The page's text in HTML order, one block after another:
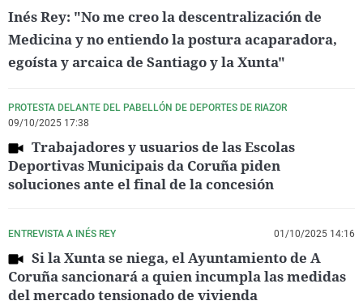
Inés Rey: "No me creo la descentralización de
Medicina y no entiendo la postura acaparadora,
egoísta y arcaica de Santiago y la Xunta"
PROTESTA DELANTE DEL PABELLÓN DE DEPORTES DE RIAZOR
09/10/2025 17:38
Trabajadores y usuarios de las Escolas
Deportivas Municipais da Coruña piden
soluciones ante el final de la concesión
ENTREVISTA A INÉS REY 01/10/2025 14:16
Si la Xunta se niega, el Ayuntamiento de A
Coruña sancionará a quien incumpla las medidas
del mercado tensionado de vivienda